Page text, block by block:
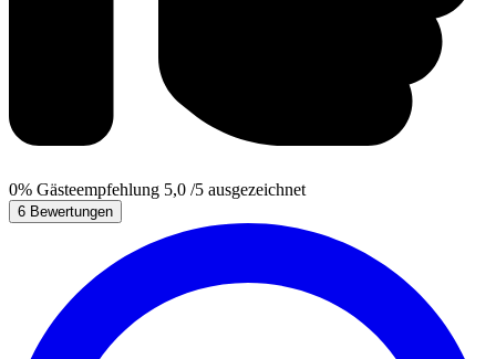
0% Gästeempfehlung 5,0 /5 ausgezeichnet
6 Bewertungen